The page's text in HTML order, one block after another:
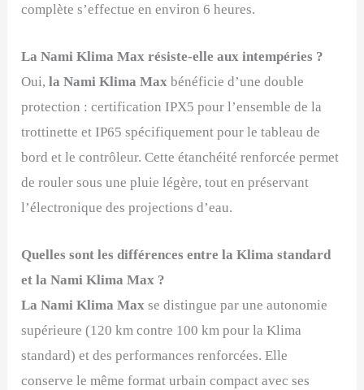
complète s’effectue en environ 6 heures.
LaNami Klima Max résiste-elle aux intempéries ?
Oui,laNami Klima Max bénéficie d’une double
protection : certification IPX5 pour l’ensemble de la
trottinette et IP65 spécifiquement pour le tableau de
bord et le contrôleur. Cette étanchéité renforcée permet
de rouler sous une pluie légère, tout en préservant
l’électronique des projections d’eau.
Quelles sont les différences entre la Klima standard
et laNami Klima Max ?
La Nami Klima Max se distingue par une autonomie
supérieure (120 km contre 100 km pour la Klima
standard) et des performances renforcées. Elle
conserve le même format urbain compact avec ses